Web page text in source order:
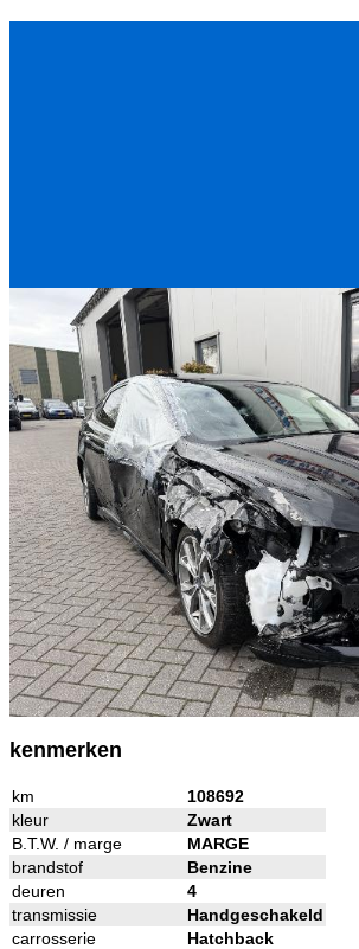
kenmerken
km
108692
kleur
Zwart
B.T.W. / marge
MARGE
brandstof
Benzine
deuren
4
transmissie
Handgeschakeld
carrosserie
Hatchback